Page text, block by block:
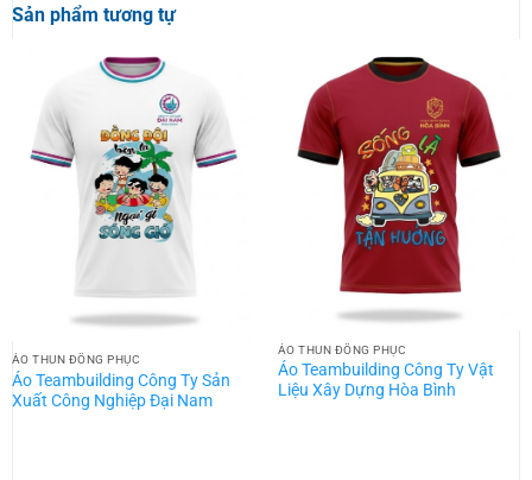
Sản phẩm tương tự
ÁO THUN ĐỒNG PHỤC
Áo Teambuilding Công Ty Sản
Xuất Công Nghiệp Đại Nam
ÁO THUN ĐỒNG PHỤC
Áo Teambuilding Công Ty Vật
Liệu Xây Dựng Hòa Bình